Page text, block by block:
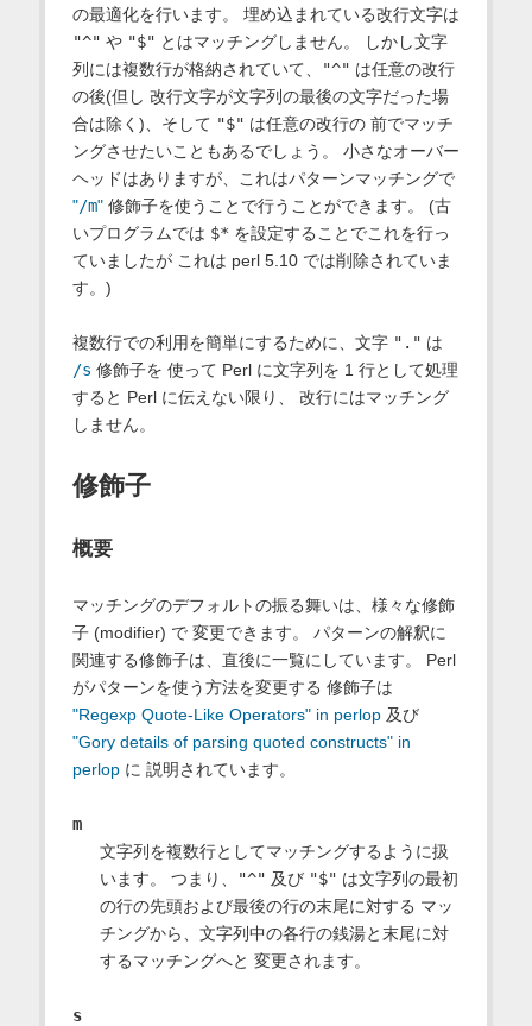
の最適化を行います。 埋め込まれている改行文字は
"^" や "$" とはマッチングしません。 しかし文字
列には複数行が格納されていて、
"^" は任意の改行
の後(但し 改行文字が文字列の最後の文字だった場
合は除く)、そして "$" は任意の改行の 前でマッチ
ングさせたいこともあるでしょう。 小さなオーバー
ヘッドはありますが、これはパターンマッチングで
"/m"修飾子を使うことで行うことができます。 (古
いプログラムでは $* を設定することでこれを行っ
ていましたが これは perl 5.10 では削除されていま
す。)
複数行での利用を簡単にするために、文字 "." は
/s 修飾子を 使って Perl に文字列を 1 行として処理
すると Perl に伝えない限り、 改行にはマッチング
しません。
修飾子
概要
マッチングのデフォルトの振る舞いは、様々な修飾
子 (modifier) で 変更できます。 パターンの解釈に
関連する修飾子は、直後に一覧にしています。 Perl
がパターンを使う方法を変更する 修飾子は
"Regexp Quote-Like Operators" in perlop及び
"Gory details of parsing quoted constructs" in
perlopに 説明されています。
m
文字列を複数行としてマッチングするように扱
います。 つまり、
"^" 及び "$" は文字列の最初
の行の先頭および最後の行の末尾に対する マッ
チングから、文字列中の各行の銭湯と末尾に対
するマッチングへと 変更されます。
s